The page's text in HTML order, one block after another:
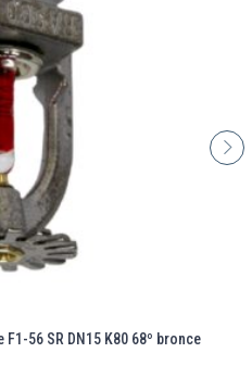
56 SR DN15 K80 68º bronce